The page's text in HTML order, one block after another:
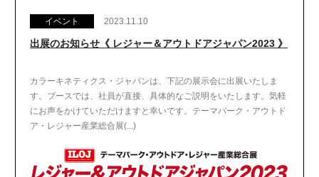
イベント 2023.11.10
出展のお知らせ《 レジャー＆アウトドアジャパン2023 》
カラーキネティクス・ジャパンは、下記の展示会に出展いたしま
す。ブースでは、社員が直接、具体的なご説明をいたします。気軽
にお声をかけていただけますと幸いです。テーマパーク・アウトド
ア・レジャー産業総合展(...)